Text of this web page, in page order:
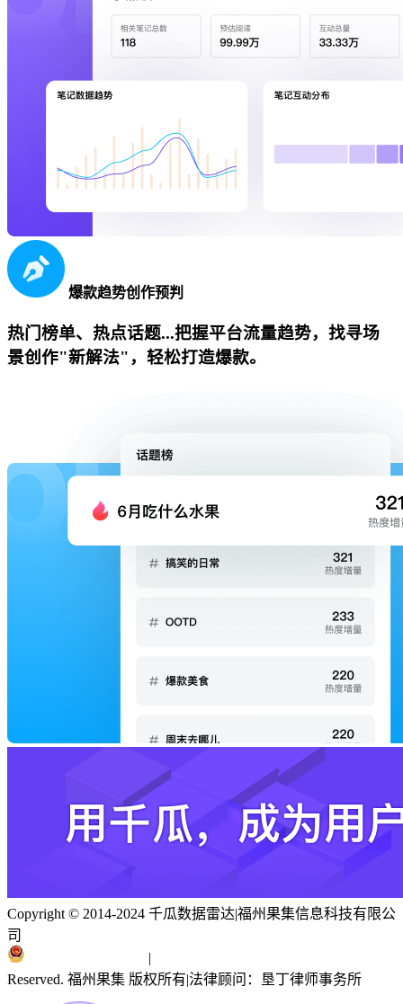
爆款趋势创作预判
热门榜单、热点话题...把握平台流量趋势，找寻场
景创作"新解法"，轻松打造爆款。
Copyright © 2014-2024 千瓜数据雷达|福州果集信息科技有限公
司
|
Reserved. 福州果集 版权所有|法律顾问：垦丁律师事务所